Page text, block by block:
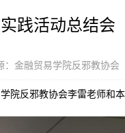
践活动总结会
金融贸易学院反邪教协会
院反邪教协会李雷老师和